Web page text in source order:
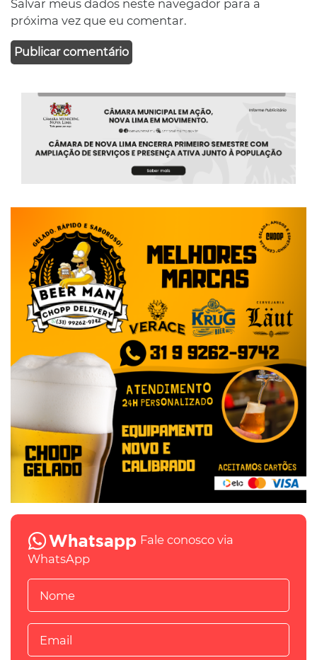
Salvar meus dados neste navegador para a
próxima vez que eu comentar.
Fale conosco via
WhatsApp